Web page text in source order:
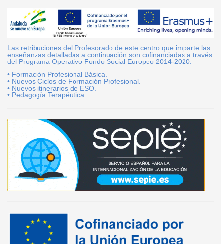
Las retribuciones del Profesorado de este centro que imparte las
enseñanzas detalladas a continuación son cofinanciadas a través
del Programa Operativo Fondo Social Europeo 2014-2020:
• Formación Profesional Básica.
• Nuevos Ciclos de Formación Profesional.
• Nuevos itinerarios de ESO.
• Pedagogía Terapéutica.